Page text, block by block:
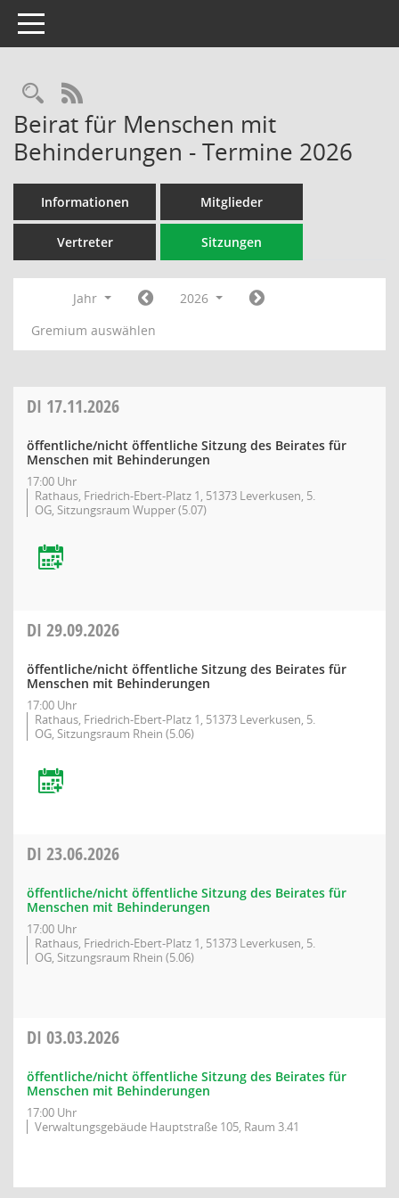
Toggle navigation
Rechercheauswahl
RSS-Feed
Beirat für Menschen mit
Behinderungen - Termine 2026
Informationen Mitglieder
Vertreter Sitzungen
Jahr
2026
Gremium auswählen
DI 17.11.2026
öffentliche/nicht öffentliche Sitzung des Beirates für
Menschen mit Behinderungen
17:00 Uhr
Rathaus, Friedrich-Ebert-Platz 1, 51373 Leverkusen, 5.
OG, Sitzungsraum Wupper (5.07)
DI 29.09.2026
öffentliche/nicht öffentliche Sitzung des Beirates für
Menschen mit Behinderungen
17:00 Uhr
Rathaus, Friedrich-Ebert-Platz 1, 51373 Leverkusen, 5.
OG, Sitzungsraum Rhein (5.06)
DI 23.06.2026
öffentliche/nicht öffentliche Sitzung des Beirates für
Menschen mit Behinderungen
17:00 Uhr
Rathaus, Friedrich-Ebert-Platz 1, 51373 Leverkusen, 5.
OG, Sitzungsraum Rhein (5.06)
DI 03.03.2026
öffentliche/nicht öffentliche Sitzung des Beirates für
Menschen mit Behinderungen
17:00 Uhr
Verwaltungsgebäude Hauptstraße 105, Raum 3.41